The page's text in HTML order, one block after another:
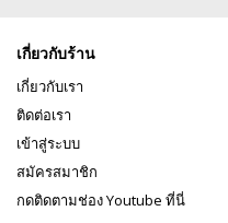
เกี่ยวกับร้าน
เกี่ยวกับเรา
ติดต่อเรา
เข้าสู่ระบบ
สมัครสมาชิก
กดติดตามช่อง Youtube ที่นี่